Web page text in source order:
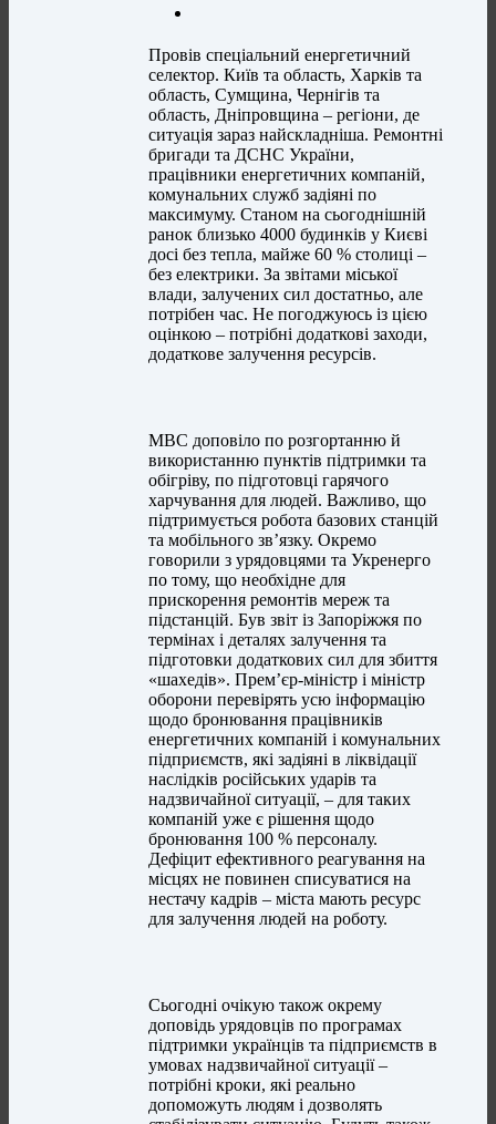
Провів спеціальний енергетичний
селектор. Київ та область, Харків та
область, Сумщина, Чернігів та
область, Дніпровщина – регіони, де
ситуація зараз найскладніша. Ремонтні
бригади та ДСНС України,
працівники енергетичних компаній,
комунальних служб задіяні по
максимуму. Станом на сьогоднішній
ранок близько 4000 будинків у Києві
досі без тепла, майже 60 % столиці –
без електрики. За звітами міської
влади, залучених сил достатньо, але
потрібен час. Не погоджуюсь із цією
оцінкою – потрібні додаткові заходи,
додаткове залучення ресурсів.
МВС доповіло по розгортанню й
використанню пунктів підтримки та
обігріву, по підготовці гарячого
харчування для людей. Важливо, що
підтримується робота базових станцій
та мобільного зв’язку. Окремо
говорили з урядовцями та Укренерго
по тому, що необхідне для
прискорення ремонтів мереж та
підстанцій. Був звіт із Запоріжжя по
термінах і деталях залучення та
підготовки додаткових сил для збиття
«шахедів». Прем’єр-міністр і міністр
оборони перевірять усю інформацію
щодо бронювання працівників
енергетичних компаній і комунальних
підприємств, які задіяні в ліквідації
наслідків російських ударів та
надзвичайної ситуації, – для таких
компаній уже є рішення щодо
бронювання 100 % персоналу.
Дефіцит ефективного реагування на
місцях не повинен списуватися на
нестачу кадрів – міста мають ресурс
для залучення людей на роботу.
Сьогодні очікую також окрему
доповідь урядовців по програмах
підтримки українців та підприємств в
умовах надзвичайної ситуації –
потрібні кроки, які реально
допоможуть людям і дозволять